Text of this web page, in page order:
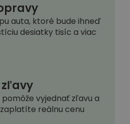
auta, ktoré bude ihneď
desiatky tisíc a viac
vyjednať zľavu a
reálnu cenu